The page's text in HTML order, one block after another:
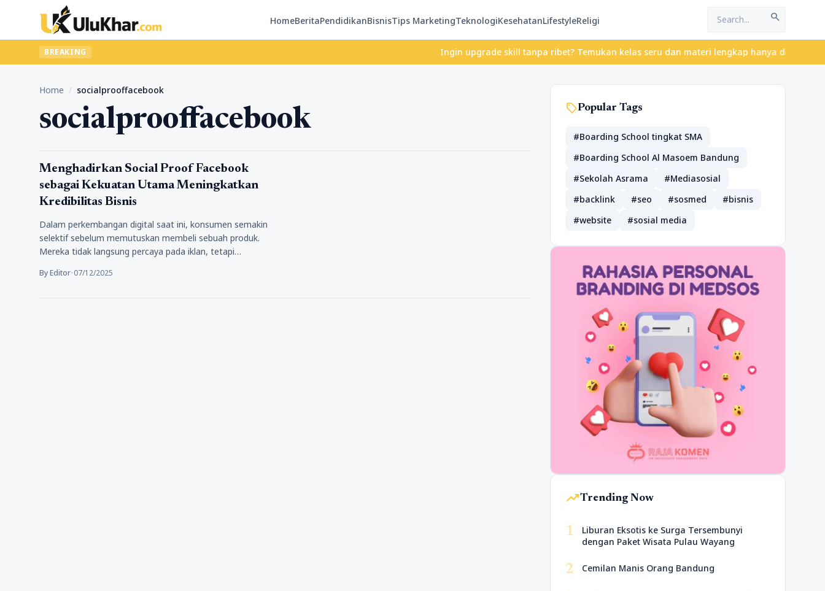
HomeBeritaPendidikanBisnisTips MarketingTeknologiKesehatanLifestyleReligi search
BREAKING Ingin upgrade skill tanpa ribet? Temukan kelas seru dan materi lengkap hanya di
Home / socialprooffacebook
socialprooffacebook
Tips Marketing
Menghadirkan Social Proof Facebook
sebagai Kekuatan Utama Meningkatkan
Kredibilitas Bisnis
Dalam perkembangan digital saat ini, konsumen semakin
selektif sebelum memutuskan membeli sebuah produk.
Mereka tidak langsung percaya pada iklan, tetapi…
By Editor•07/12/2025
sellPopular Tags
#Boarding School tingkat SMA
#Boarding School Al Masoem Bandung
#Sekolah Asrama
#Mediasosial
#backlink
#seo #sosmed
#bisnis
#website
#sosial media
trending_upTrending Now
1
Liburan Eksotis ke Surga Tersembunyi
dengan Paket Wisata Pulau Wayang
2 Cemilan Manis Orang Bandung